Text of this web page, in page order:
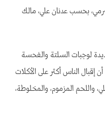
بحسب عدنان علي، مالك
لوجبات السلتة والفحسة
إقبال الناس أكثر على الأكلات
واللحم المزموم، والمخلوطة،